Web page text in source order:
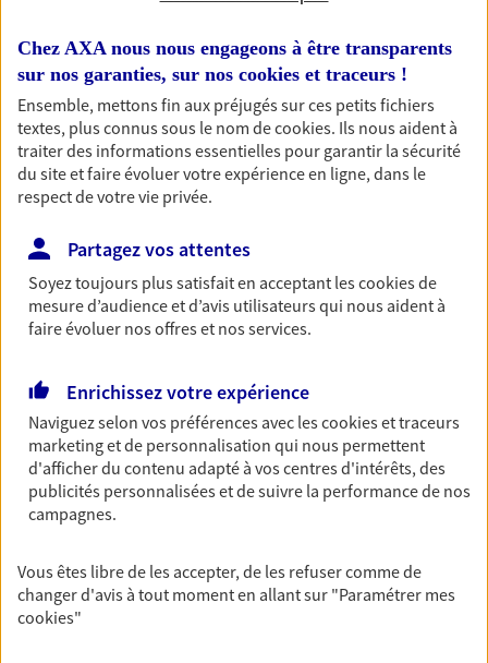
Réalisez vos projets grâce à votre épargne : achat
immobilier, études des enfants ou voyage autour
du monde… Épargnez à votre rythme et
simplement, selon votre profil.
Retraite
Préparez sereinement ce nouveau chapitre de
votre vie avec les conseils d'un expert. Découvrez
notre solution PER (Plan Epargne Retraite)
spécialement conçue pour la retraite.
Couvrez vos dépenses de santé ainsi que celles de
votre famille avec la complémentaire santé qui
vous ressemble.
Prévoyance
contrat prévoyance. Préservez vos proches en cas
d'accident ou de maladie en optant pour les
garanties incapacité temporaire totale de travail,
Chez AXA nous nous engageons à être transparents
sur nos garanties, sur nos cookies et traceurs !
Ensemble, mettons fin aux préjugés sur ces petits fichiers
textes, plus connus sous le nom decookies. Ils nous aident à
traiter des informations essentielles pour garantir la sécurité
du site et faire évoluer votre expérience en ligne, dans le
respect de votre vie privée.
Partagez vos attentes
Soyez toujours plus satisfait en acceptant lescookiesde
mesure d’audience et d’avis utilisateurs qui nous aident à
faire évoluer nos offres et nos services.
Enrichissez votre expérience
Naviguez selon vos préférences avec lescookies et traceurs
marketing et de personnalisation qui nous permettent
d'afficher du contenu adapté à vos centres d'intérêts, des
publicités personnalisées et de suivre la performance de nos
campagnes.
Vous êtes libre de les accepter, de les refuser comme de
changer d'avis à tout moment en allant sur "Paramétrer mes
cookies"